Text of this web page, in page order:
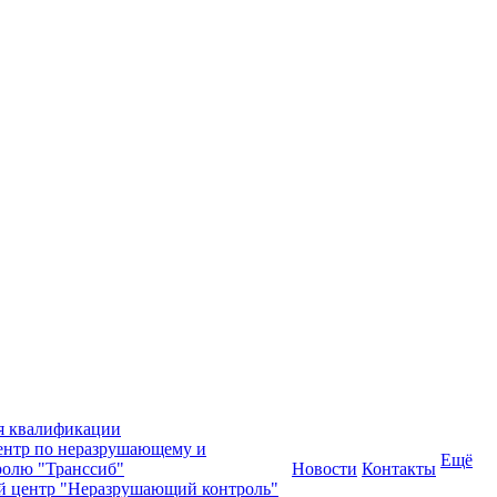
квалификации
по неразрушающему и
"Транссиб"
центр "Неразрушающий контроль"
Новости Контакты Ещё